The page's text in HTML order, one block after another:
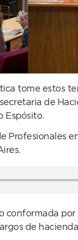
tome estos
de
Espósito.
Profesionales
de